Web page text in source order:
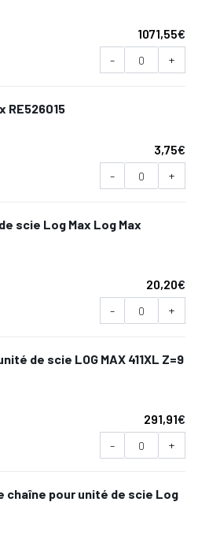
1071,55€
- +
RE526015
3,75€
- +
scie Log Max Log Max
20,20€
- +
de scie LOG MAX 411XL Z=9
291,91€
- +
chaîne pour unité de scie Log